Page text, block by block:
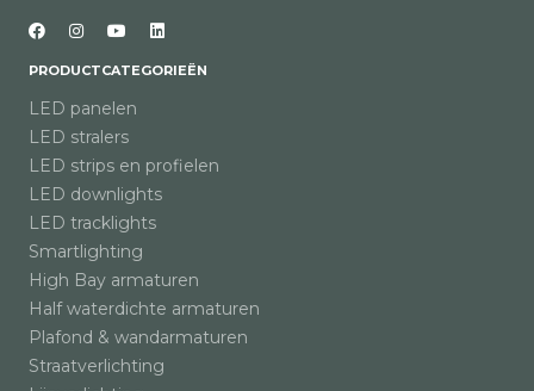
PRODUCTCATEGORIEËN
LED panelen
LED stralers
LED strips en profielen
LED downlights
LED tracklights
Smartlighting
High Bay armaturen
Half waterdichte armaturen
Plafond & wandarmaturen
Straatverlichting